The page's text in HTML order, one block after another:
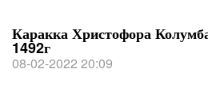
Каракка Христофора
1492г
08-02-2022 20:09